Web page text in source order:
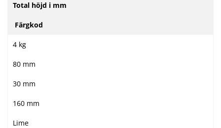
Total höjd i mm
Färgkod
4 kg
80 mm
30 mm
160 mm
Lime